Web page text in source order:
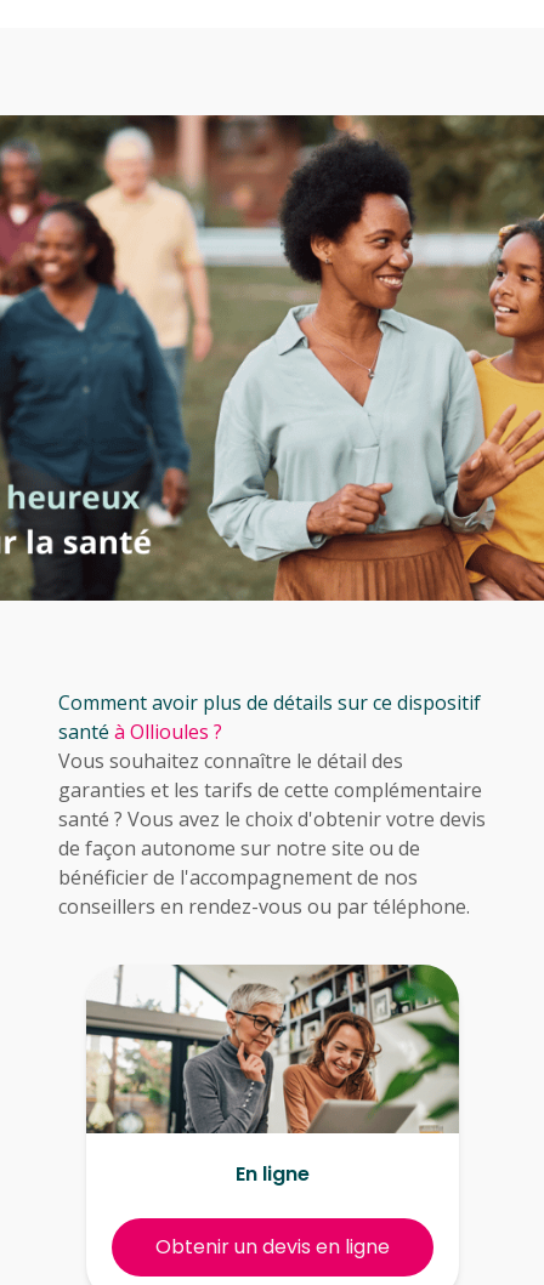
Comment avoir plus de détails sur ce dispositif
santé à Ollioules ?
Vous souhaitez connaître le détail des
garanties et les tarifs de cette complémentaire
santé ? Vous avez le choix d'obtenir votre devis
de façon autonome sur notre site ou de
bénéficier de l'accompagnement de nos
conseillers en rendez-vous ou par téléphone.
En ligne
Obtenir un devis en ligne